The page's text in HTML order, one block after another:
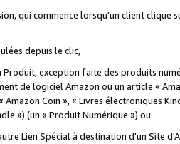
qui commence lorsqu'un client
depuis le clic,
exception faite des produits
de logiciel Amazon ou un article «
Amazon Coin », « Livres électroniques
») (un « Produit Numérique ») ou
Lien Spécial à destination d'un Site